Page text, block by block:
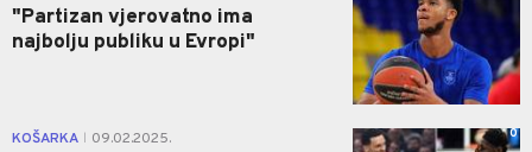
"Partizan vjerovatno ima
najbolju publiku u Evropi"
KOŠARKA 09.02.2025. 0